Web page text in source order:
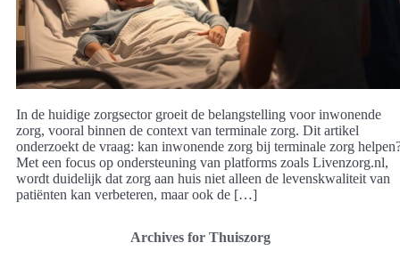
In de huidige zorgsector groeit de belangstelling voor inwonende
zorg, vooral binnen de context van terminale zorg. Dit artikel
onderzoekt de vraag: kan inwonende zorg bij terminale zorg
Met een focus op ondersteuning van platforms zoals Livenzorg.nl,
wordt duidelijk dat zorg aan huis niet alleen de levenskwaliteit van
patiënten kan verbeteren, maar ook de […]
Archives for Thuiszorg